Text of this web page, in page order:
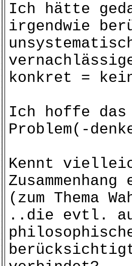
Ich hätte
irgendwie
konkret =
Ich hoffe
Problem(-
Kennt
(zum Thema
..die evtl.